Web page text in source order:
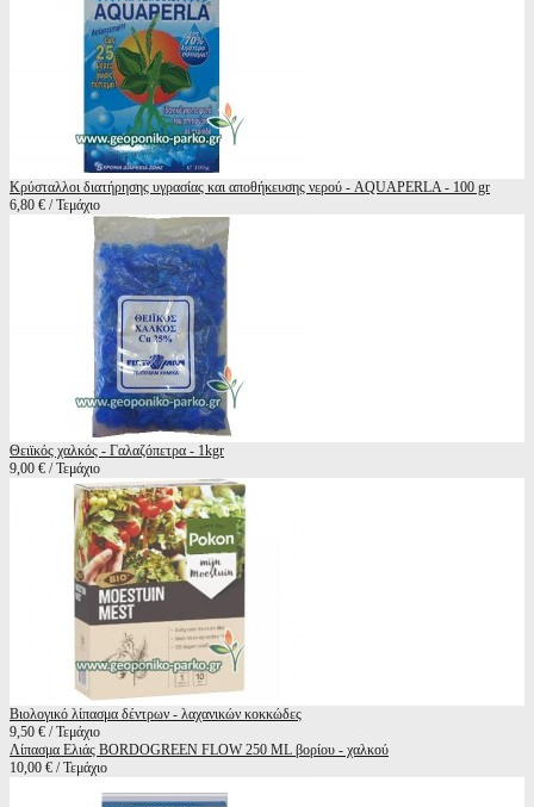
Κρύσταλλοι διατήρησης υγρασίας και αποθήκευσης νερού - AQUAPERLA - 100 gr
6,80 € / Τεμάχιο
Θειϊκός χαλκός - Γαλαζόπετρα - 1kgr
9,00 € / Τεμάχιο
Βιολογικό λίπασμα δέντρων - λαχανικών κοκκώδες
9,50 € / Τεμάχιο
Λίπασμα Ελιάς BORDOGREEN FLOW 250 ML βορίου - χαλκού
10,00 € / Τεμάχιο